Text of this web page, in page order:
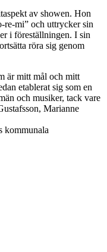
av showen. Hon
re-mi” och uttrycker sin
i föreställningen. I sin
röra sig genom
är mitt mål och mitt
etablerat sig som en
och musiker, tack vare
Marianne
kommunala